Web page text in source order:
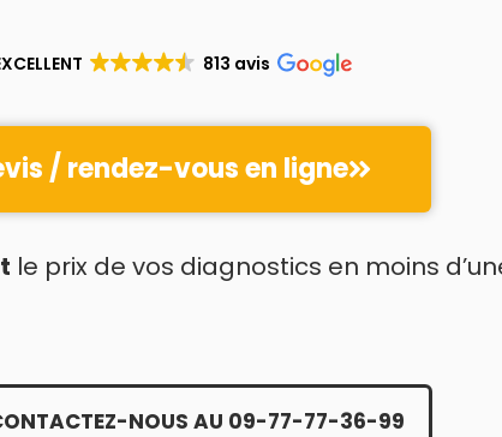
813 avis
/ rendez-vous en ligne
le prix de vos diagnostics en moins
NOUS AU 09-77-77-36-99